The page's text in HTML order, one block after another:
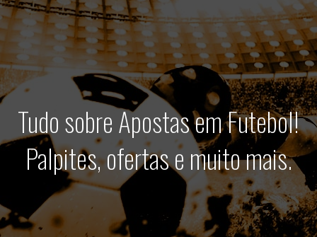
Tudo sobre Apostas em Futebol!
Palpites, ofertas e muito mais.